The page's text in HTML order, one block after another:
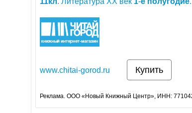
www.chitai-gorod.ru Купить
Реклама. ООО «Новый Книжный Центр», ИНН: